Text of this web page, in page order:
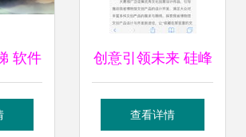
软件
精选
创意引领未来 硅峰
网络在中国创意产
查看详情